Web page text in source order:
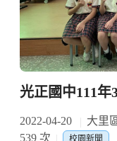
光正國中111年
2022-04-20 大里
539 次